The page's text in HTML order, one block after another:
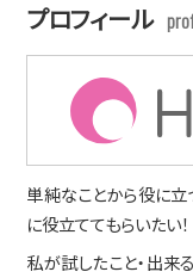
プロフィール
単純なことから役に立
に役立ててもらいたい
私が試したこと・出来